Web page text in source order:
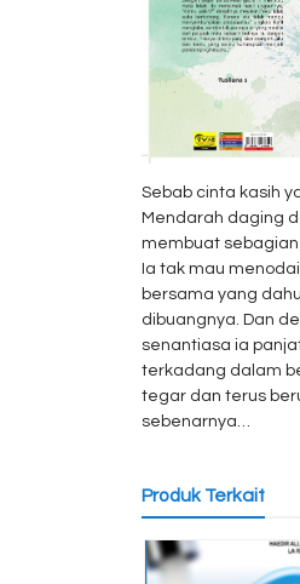
Sebab cinta kasih
Mendarah daging
membuat sebagian
Ia tak mau
bersama yang
dibuangnya. Dan
senantiasa ia
terkadang dalam
tegar dan terus
sebenarnya…
Produk Terkait